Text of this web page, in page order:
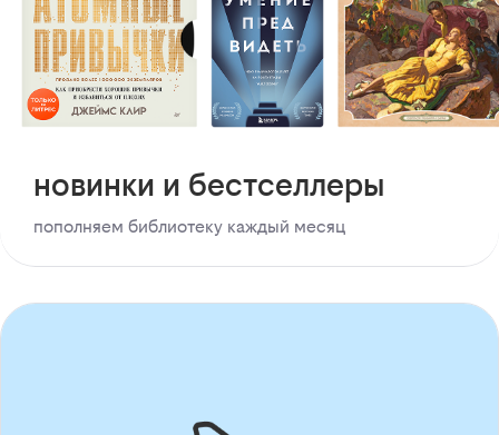
новинки и бестселлеры
пополняем библиотеку каждый месяц